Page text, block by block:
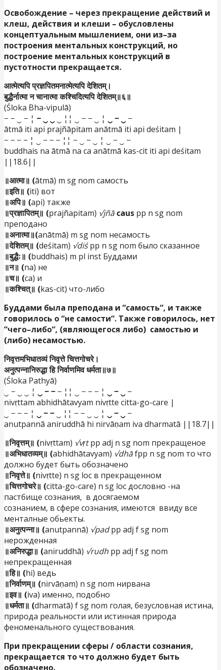
Освобождение – через прекращение действий и
клеш, действия и клеши – обусловлены
концептуальным мышлением, они из–за
построения ментальных конструкций, но
построение ментальных конструкций в
пустотности прекращается.
आत्मेत्यपि प्रज्ञपितमनात्मेत्यपि देशितम्।
बुद्धैर्नात्मा न चानात्मा कश्चिदित्यपि देशितम्॥६॥
(Śloka Bha-vipulā)
− − ‿ − ¦ − ‿ ‿ ‿ ¦¦ ‿ − − ‿ ¦ ‿ − ‿ −
ātmā iti api prajñāpitam anātmā iti api deśitam |
− − − − ¦ ‿ − − − ¦¦ − ‿ − ‿ ¦ ‿ − ‿ −
buddhais na ātmā na ca anātmā kas-cit iti api deśitam
||18.6||
॥आत्मा॥ (ātmā) m sg nom самость
॥इति॥ (iti) вот
॥अपि॥ (api) также
॥प्रज्ञापितम्॥ (prajñapitam) √jñācaus pp n sg nom
преподано
॥अनात्मा॥(anātmā) m sg nom несамость
॥देशितम्॥ (deśitam) √diśpp n sg nom было сказанное
॥बुद्धैः॥ (buddhais) m pl inst Буддами
॥न॥ (na) не
॥च॥ (ca) и
॥कश्चित्॥ (kas-cit) что-либо
Буддами была преподана и “самость“, и также
говорилось о“не самости“. Также говорилось, нет
“чего–либо“, (являющегося либо) самостью и
(либо) несамостью.
निवृत्तमभिधातव्यं निवृत्ते चित्तगोचरे।
अनुत्पन्नानिरुद्धा हि निर्वाणमिव धर्मता॥७॥
(Śloka Pathyā)
‿ − ‿ ‿ ¦ ‿ − − − ¦¦ ‿ − − − ¦ ‿ − ‿ −
nivṛttam abhidhātavyam nivṛtte citta-go-care |
‿ − − − ¦ ‿ − − ‿ ¦¦ − − ‿ ‿ ¦ ‿ − ‿ −
anutpannā aniruddhā hi nirvāṇam iva dharmatā ||18.7||
॥निवृत्तम्॥ (nivṛttam) √vṛtpp adj n sg nom прекращеное
॥अभिधातव्यम्॥ (abhidhātavyam) √dhāfpp n sg nom то что
должно будет быть обозначено
॥निवृत्ते॥ (nivṛtte) n sg loc в прекращенном
॥चित्तगोचरे॥ (citta-go-care) n sg loc дословно -на
пастбище сознания, в досягаемом
сознанием, в сфере сознания, имеются ввиду все
менталные обьекты.
॥अनुत्पन्ना॥ (anutpannā) √padpp adj f sg nom
нерожденная
॥अनिरुद्धा॥ (aniruddhā) √rudh pp adj f sg nom
непрекращенная
॥हि॥ (hi) ведь
॥निर्वाणम्॥ (nirvāṇam) n sg nom нирвана
॥इव॥ (iva) именно, подобно
॥धर्मता॥ (dharmatā) f sg nom голая, безусловная истина,
природа реальности или истинная природа
феноменального существования.
При прекращении сферы / области сознания,
прекращается то что должно будет быть
обозначено.